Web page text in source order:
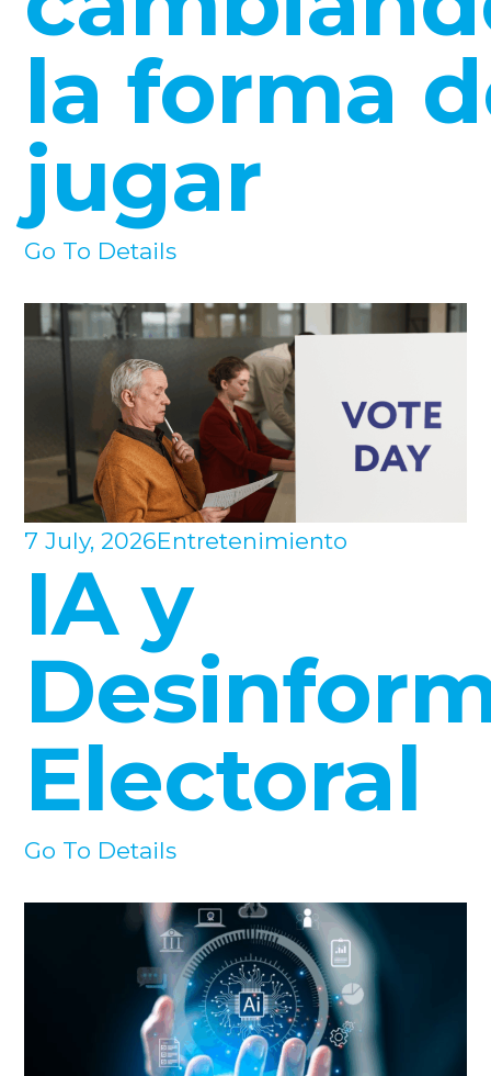
la forma
jugar
Go To Details
7 July, 2026Entretenimiento
IA y
Electoral
Go To Details